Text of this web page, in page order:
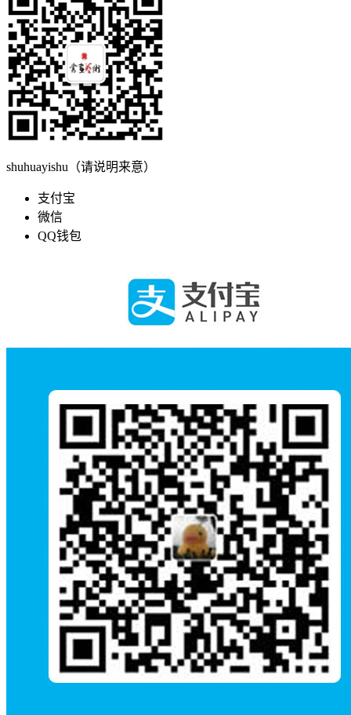
shuhuayishu（请说明来意）
支付宝
微信
QQ钱包